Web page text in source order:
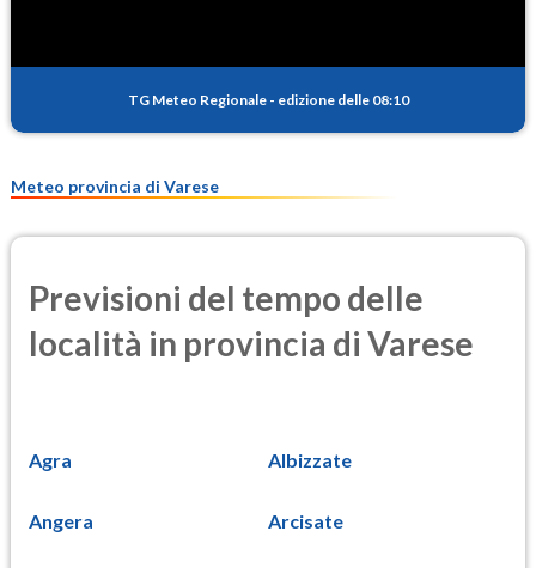
TG Meteo Regionale - edizione delle 08:10
Meteo provincia di Varese
Previsioni del tempo delle
località in provincia di Varese
Agra Albizzate
Angera Arcisate